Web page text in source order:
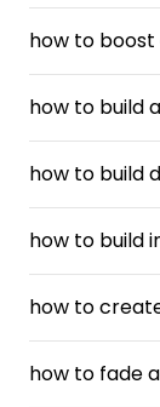
how to
how to build
how to build
how to build
how to
how to fade